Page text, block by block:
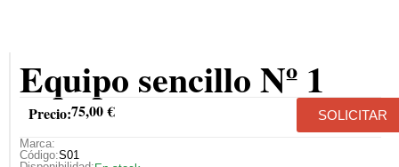
Equipo sencillo Nº 1
Precio:75,00€ SOLICITAR
Marca:
Código:S01